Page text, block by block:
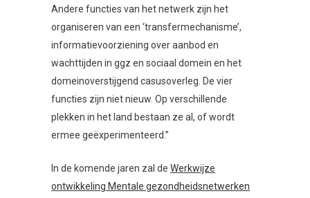
Andere functies van het netwerk zijn het
organiseren van een ‘transfermechanisme’,
informatievoorziening over aanbod en
wachttijden in ggz en sociaal domein en het
domeinoverstijgend casusoverleg. De vier
functies zijn niet nieuw. Op verschillende
plekken in het land bestaan ze al, of wordt
ermee geëxperimenteerd.”
In de komende jaren zal de Werkwijze
ontwikkeling Mentale gezondheidsnetwerken